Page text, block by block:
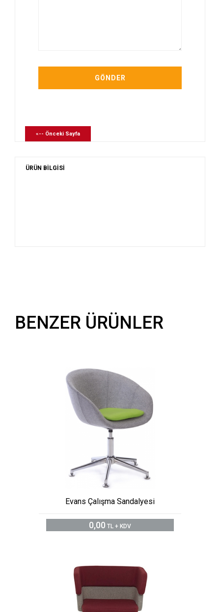
«-- Önceki Sayfa
ÜRÜN BİLGİSİ
BENZER ÜRÜNLER
Evans Çalışma Sandalyesi
0,00 TL + KDV